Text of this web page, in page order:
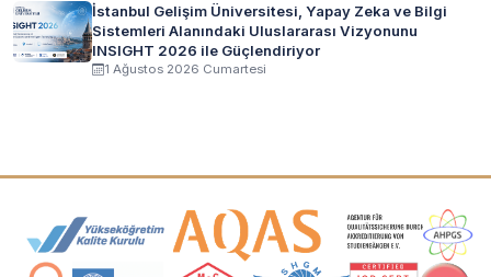
İstanbul Gelişim Üniversitesi, Yapay Zeka ve Bilgi
Sistemleri Alanındaki Uluslararası Vizyonunu
INSIGHT 2026 ile Güçlendiriyor
1 Ağustos 2026 Cumartesi
Akreditasyon ve Üyelik Logoları